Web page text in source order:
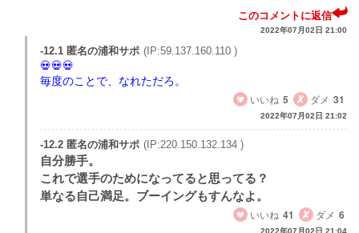
このコメントに返信
2022年07月02日 21:00
-12.1 匿名の浦和サポ (IP:59.137.160.110 )
毎度のことで、なれただろ。
いいね 5 ダメ 31
2022年07月02日 21:02
-12.2 匿名の浦和サポ (IP:220.150.132.134 )
自分勝手。
これで選手のためになってると思ってる？
単なる自己満足。ブーイングもすんなよ。
いいね 41 ダメ 6
2022年07月02日 21:04